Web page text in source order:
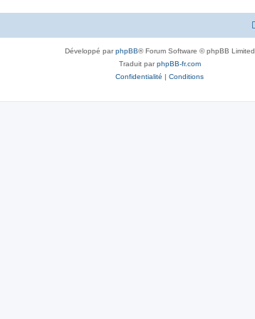
Développé parphpBB® Forum Software © phpBB Limited
Traduit parphpBB-fr.com
Confidentialité | Conditions